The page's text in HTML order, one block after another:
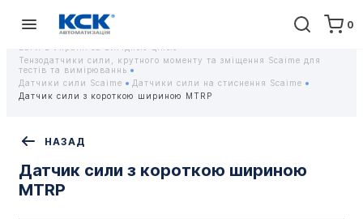
0
Головна Обладнання
Контрольно-вимірювальні прилади
Тензодатчики та тензометричні датчики Scaime - Купити датчики
Тензодатчики сили, крутного моменту та зміщення Scaime для
тестів та вимірюваннь
Датчики сили Scaime
Датчики сили на стиснення Scaime
Датчик сили з короткою шириною MTRP
НАЗАД
Датчик сили з короткою шириною
MTRP